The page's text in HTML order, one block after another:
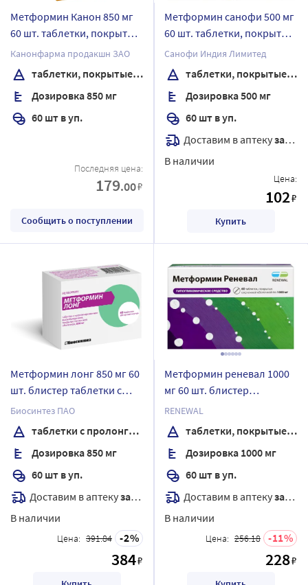
Метформин Канон 850 мг
60 шт. таблетки, покрытые
пленочной оболочкой
банка
Канонфарма продакшн ЗАО
таблетки, покрытые пленочной оболочкой
Дозировка 850 мг
60 шт в уп.
Последняя цена:
179.00₽
Сообщить о поступлении
Метформин санофи 500 мг
60 шт. таблетки, покрытые
пленочной оболочкой
Санофи Индия Лимитед
таблетки, покрытые пленочной оболочкой
Дозировка 500 мг
60 шт в уп.
Доставим в аптекузавтра
В наличии
Цена:
102₽
Купить
Метформин лонг 850 мг 60
шт. блистер таблетки с
пролонгированным
высвобождением,
покрытые пленочной
оболочкой
Биосинтез ПАО
таблетки с пролонгированным высвобождением, покрытые пленочной оболочкой
Дозировка 850 мг
60 шт в уп.
Доставим в аптекузавтра
В наличии
Цена: 391.84 2
384₽
Метформин реневал 1000
мг 60 шт. блистер
таблетки, покрытые
пленочной оболочкой
RENEWAL
таблетки, покрытые пленочной оболочкой
Дозировка 1000 мг
60 шт в уп.
Доставим в аптекузавтра
В наличии
Цена: 256.18 11
228₽